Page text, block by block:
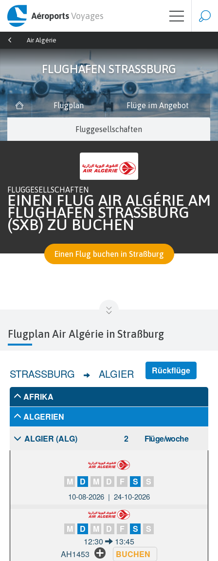
AéroportsVoyages
Air Algérie
FLUGHAFEN STRASSBURG
Flugplan Flüge im Angebot
Fluggesellschaften
FLUGGESELLSCHAFTEN
EINEN FLUG AIR ALGÉRIE AM
FLUGHAFEN STRASSBURG (
SXB) ZU BUCHEN
Einen Flug buchen in Straßburg
Flugplan Air Algérie in Straßburg